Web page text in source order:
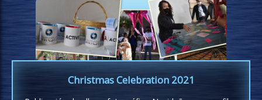
Christmas Celebration 2021